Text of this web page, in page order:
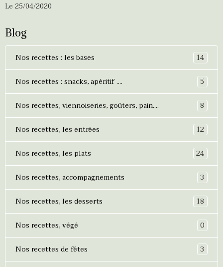
Le 25/04/2020
Blog
Nos recettes : les bases 14
Nos recettes : snacks, apéritif .... 5
Nos recettes, viennoiseries, goûters, pain.... 8
Nos recettes, les entrées 12
Nos recettes, les plats 24
Nos recettes, accompagnements 3
Nos recettes, les desserts 18
Nos recettes, végé 0
Nos recettes de fêtes 3